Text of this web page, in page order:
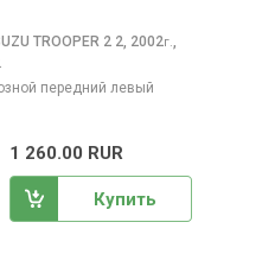
TROOPER 2 2, 2002г.,
передний левый
1 260.00 RUR
Купить